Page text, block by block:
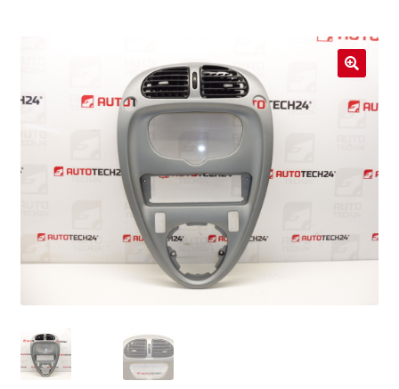
Moje konto
Polityka prywatności
Procedura reklamacyjna
Skarga